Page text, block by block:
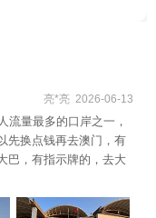
直升
(热浪
机空
码头
看港
地(热
亮*亮 2026-06-13
流量最多的口岸之一，
先换点钱再去澳门，有
巴，有指示牌的，去大